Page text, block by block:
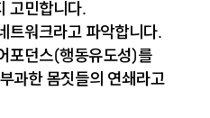
고민합니다.
트워크라고 파악합니다.
포던스(행동유도성)를
과한 몸짓들의 연쇄라고